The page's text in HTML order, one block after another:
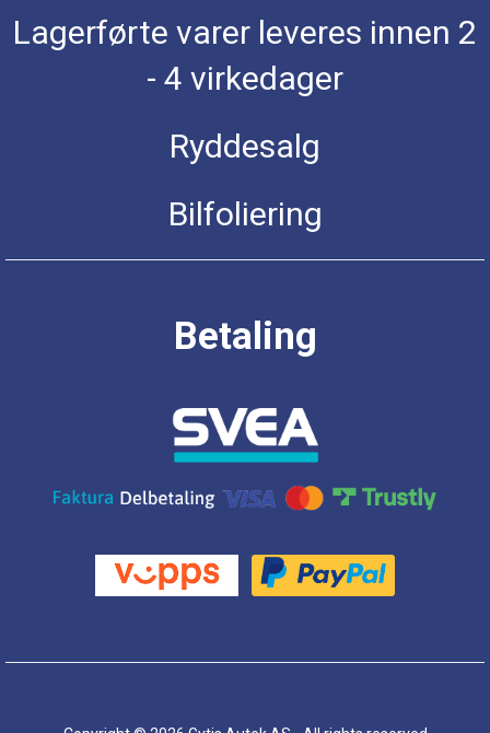
Lagerførte varer leveres innen 2
- 4 virkedager
Ryddesalg
Bilfoliering
Betaling